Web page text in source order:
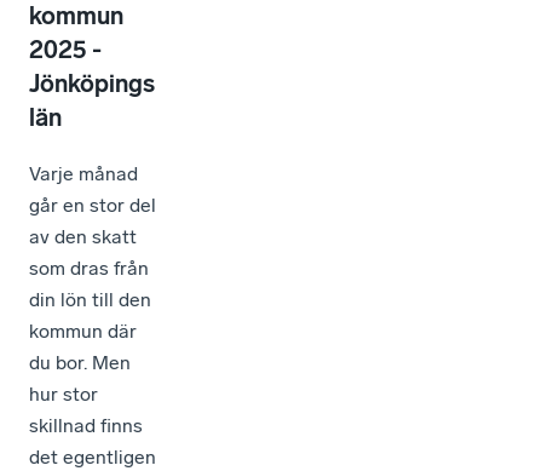
kommun
2025 -
Jönköpings
län
Varje månad
går en stor del
av den skatt
som dras från
din lön till den
kommun där
du bor. Men
hur stor
skillnad finns
det egentligen